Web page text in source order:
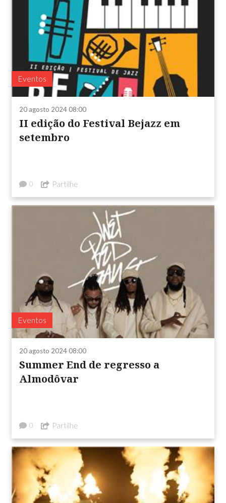
Eventos
20 agosto 2024 08:00
II edição do Festival Bejazz em
setembro
0 Partilhe
Eventos
20 agosto 2024 08:00
Summer End de regresso a
Almodôvar
0 Partilhe